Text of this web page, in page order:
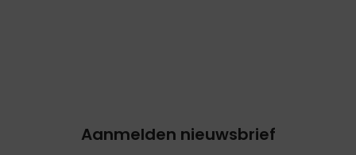
Aanmelden nieuwsbrief